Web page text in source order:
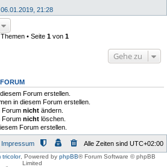
06.01.2019, 21:28
• Seite 1 von 1
Gehe zu
Forum erstellen.
in diesem Forum erstellen.
Forum nicht ändern.
Forum nicht löschen.
Forum erstellen.
Alle Zeiten sind UTC+02:00
Impressum
tricolor, Powered by phpBB® Forum Software © phpBB
Limited